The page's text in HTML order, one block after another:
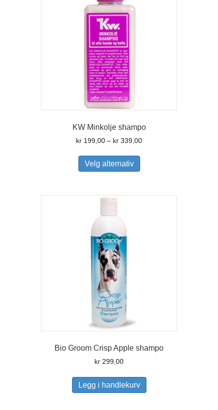
KW Minkolje shampo
kr 199,00 – kr 339,00Prisområde:
Velg alternativ
har
Bio Groom Crisp Apple shampo
kr 299,00
Legg i handlekurv